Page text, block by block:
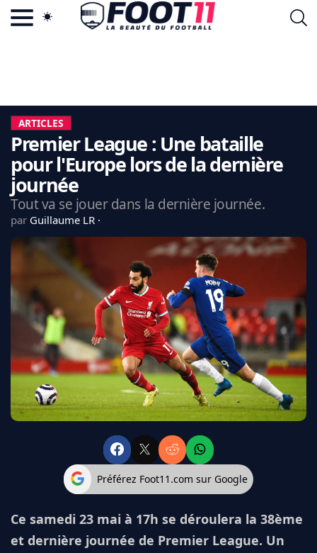
LA CHARTE
VIE PRIVÉE
CGU
CONTACTEZ-NOUS
CDM 2026
LIGUE 1
REAL MADRID
FC BARCELONE
MANCHESTER UNITED
CHELSEA
ARSENAL
BAYERN
L'AVIS DE LA RÉDAC'
ARTICLES
Premier League : Une bataille
pour l'Europe lors de la dernière
journée
Tout va se jouer dans la dernière journée.
par Guillaume LR
Préférez Foot11.com sur Google
Ce samedi 23 mai à 17h se déroulera la 38ème
et dernière journée de Premier League. Un